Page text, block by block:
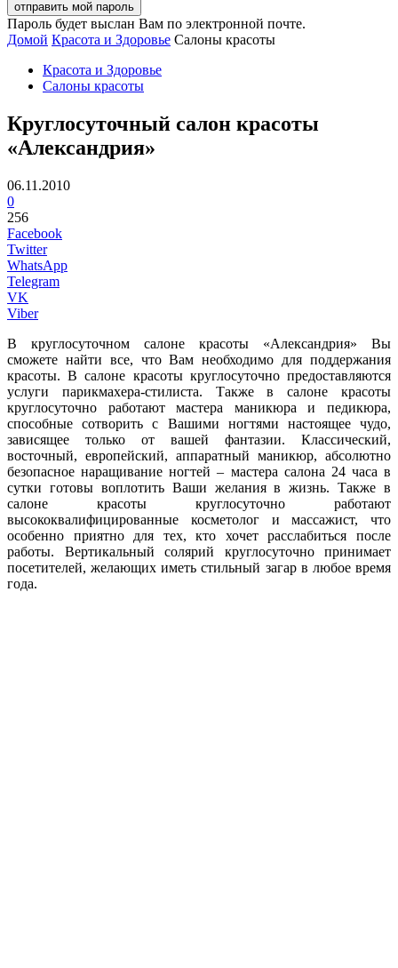
Пароль будет выслан Вам по электронной почте.
Домой Красота и Здоровье Салоны красоты
Красота и Здоровье
Салоны красоты
Круглосуточный салон красоты
«Александрия»
06.11.2010
0
256
Facebook
Twitter
WhatsApp
Telegram
VK
Viber
В круглосуточном салоне красоты «Александрия» Вы
сможете найти все, что Вам необходимо для поддержания
красоты. В салоне красоты круглосуточно предоставляются
услуги парикмахера-стилиста. Также в салоне красоты
круглосуточно работают мастера маникюра и педикюра,
способные сотворить с Вашими ногтями настоящее чудо,
зависящее только от вашей фантазии. Классический,
восточный, европейский, аппаратный маникюр, абсолютно
безопасное наращивание ногтей – мастера салона 24 часа в
сутки готовы воплотить Ваши желания в жизнь. Также в
салоне красоты круглосуточно работают
высококвалифицированные косметолог и массажист, что
особенно приятно для тех, кто хочет расслабиться после
работы. Вертикальный солярий круглосуточно принимает
посетителей, желающих иметь стильный загар в любое время
года.